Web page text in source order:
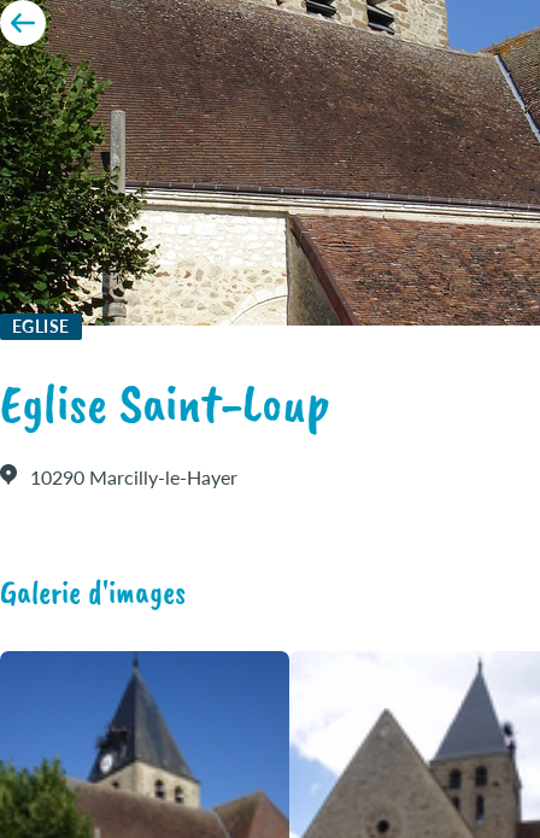
EGLISE
Eglise Saint-Loup
10290 Marcilly-le-Hayer
Galerie d'images